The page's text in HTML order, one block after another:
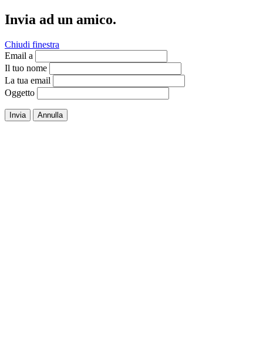
Invia ad un amico.
Chiudi finestra
Email a
Il tuo nome
La tua email
Oggetto
Invia Annulla